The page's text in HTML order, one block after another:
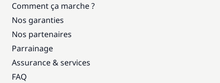
Comment ça marche ?
Nos garanties
Nos partenaires
Parrainage
Assurance & services
FAQ